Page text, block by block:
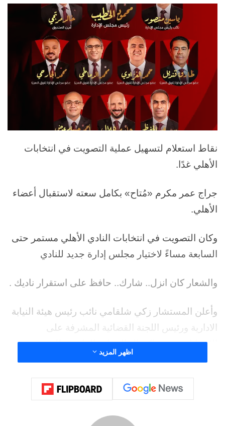
نقاط استعلام لتسهيل عملية التصويت في انتخابات
الأهلي غدًا.
جراج عمر مكرم «مُتاح» بكامل سعته لاستقبال أعضاء
الأهلي.
وكان التصويت في انتخابات النادي الأهلي مستمر حتى
السابعة مساءً لاختيار مجلس إدارة جديد للنادي
والشعار كان انزل.. شارك.. حافظ على استقرار ناديك .
وأعلن المستشار زكي شلقامي نائب رئيس هيئة النيابة
الادارية ورئيس اللجنة القضائية المشرفة على
الانتخابات – عن اكتمال النصاب القانوني للجمعية
العمومية للأهلي التي جرت أعمالها الجمعية في
اجتماعها التاني وتم غلق باب التصويت في السابعة
وبدء وتعقب ذلك عملية فرز الاصوات، واسفرت عملية
اظهر المزيد